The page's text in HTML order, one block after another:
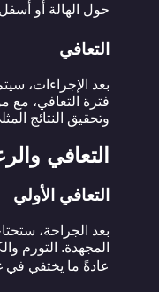
حول الهالة أو
التعافي
بعد الإجراءات،
فترة التعافي، مع
وتحقيق النتائج
التعافي
التعافي الأولي
بعد الجراحة،
المجهدة. التورم
عادةً ما يختفي في